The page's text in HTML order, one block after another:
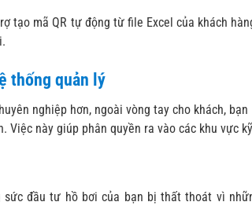
tạo mã QR tự động từ file Excel của khách
thống quản lý
nghiệp hơn, ngoài vòng tay cho khách,
Việc này giúp phân quyền ra vào các khu vực
sức đầu tư hồ bơi của bạn bị thất thoát vì